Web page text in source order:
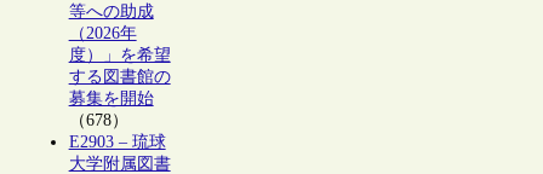
等への助成
（2026年
度）」を希望
する図書館の
募集を開始
（678）
E2903 – 琉球
大学附属図書